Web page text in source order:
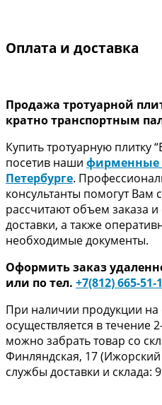
Оплата и доставка
Продажа тротуарной
кратно транспортным
Купить тротуарную
посетив наши фирменные
Петербурге.
консультанты помогут
рассчитают объем заказа и
доставки, а также
необходимые документы.
Оформить заказ
или по тел. +7(812) 665-51-
При наличии продукции на
осуществляется в течение
можно забрать товар со
Финляндская, 17
службы доставки и склада: